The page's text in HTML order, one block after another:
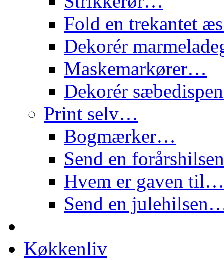
Fold en trekantet
Dekorér
Maskemarkører…
Dekorér
Print selv…
Bogmærker…
Send en
Hvem er gaven til…
Send en
Køkkenliv